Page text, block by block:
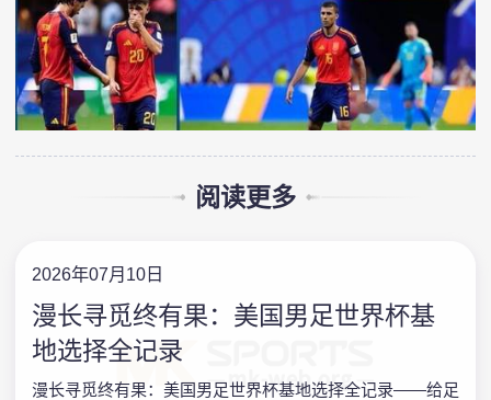
阅读更多
2026年07月10日
漫长寻觅终有果：美国男足世界杯基
地选择全记录
漫长寻觅终有果：美国男足世界杯基地选择全记录——给足